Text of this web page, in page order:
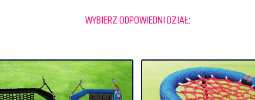
WYBIERZ ODPOWIEDNI DZIAŁ: